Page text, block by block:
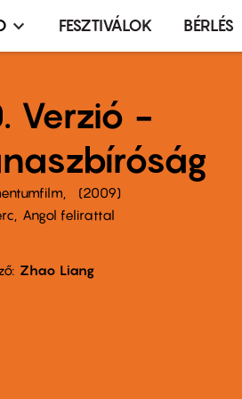
FESZTIVÁLOK BÉRLÉS
Verzió -
2009
Angol felirattal
Zhao Liang